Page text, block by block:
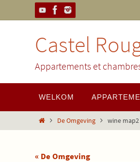
naar
Castel
Appartements et
de
WELKOM
HomeDe Omgeving wine map2
« De Omgeving